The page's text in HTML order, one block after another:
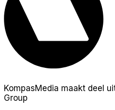
KompasMedia maakt deel
Group